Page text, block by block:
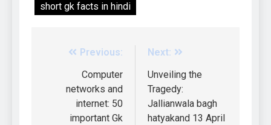
short gk facts in hindi
Previous:
Computer
networks and
internet: 50
important Gk
Next:
Unveiling the
Tragedy:
Jallianwala bagh
hatyakand 13 April